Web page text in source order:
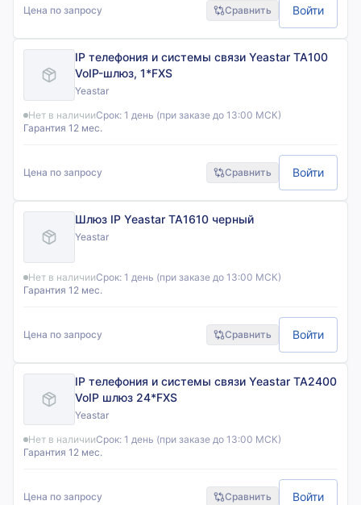
Цена по запросу Сравнить Войти
IP телефония и системы связи Yeastar TA100
VoIP-шлюз, 1*FXS
Yeastar
Нет в наличииСрок: 1 день (при заказе до 13:00 МСК)
Гарантия 12 мес.
Цена по запросу Сравнить Войти
Шлюз IP Yeastar TA1610 черный
Yeastar
Нет в наличииСрок: 1 день (при заказе до 13:00 МСК)
Гарантия 12 мес.
Цена по запросу Сравнить Войти
IP телефония и системы связи Yeastar TA2400
VoIP шлюз 24*FXS
Yeastar
Нет в наличииСрок: 1 день (при заказе до 13:00 МСК)
Гарантия 12 мес.
Цена по запросу Сравнить Войти